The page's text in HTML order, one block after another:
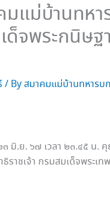
มแม่บ้านทหา
จพระกนิษฐ
/ Byสมาคมแม่บ้านทหารบ
มิ.ย. ๖๗ เวลา ๒๓.๔๕ น.
ธิราชเจ้า กรมสมเด็จพระ